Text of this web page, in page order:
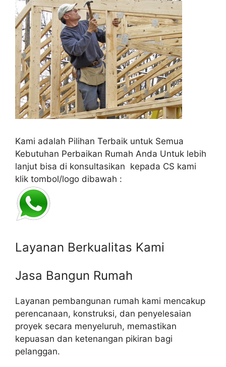
Kami adalah Pilihan Terbaik untuk Semua
Kebutuhan Perbaikan Rumah Anda Untuk lebih
lanjut bisa di konsultasikan kepada CS kami
klik tombol/logo dibawah :
Layanan Berkualitas Kami
Jasa Bangun Rumah
Layanan pembangunan rumah kami mencakup
perencanaan, konstruksi, dan penyelesaian
proyek secara menyeluruh, memastikan
kepuasan dan ketenangan pikiran bagi
pelanggan.